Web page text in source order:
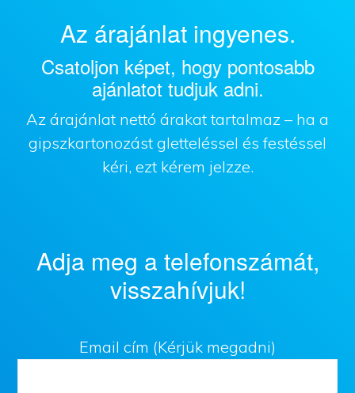
Az árajánlat ingyenes.
Csatoljon képet, hogy pontosabb
ajánlatot tudjuk adni.
Az árajánlat nettó árakat tartalmaz – ha a
gipszkartonozást gletteléssel és festéssel
kéri, ezt kérem jelzze.
Adja meg a telefonszámát,
visszahívjuk!
Email cím (Kérjük megadni)